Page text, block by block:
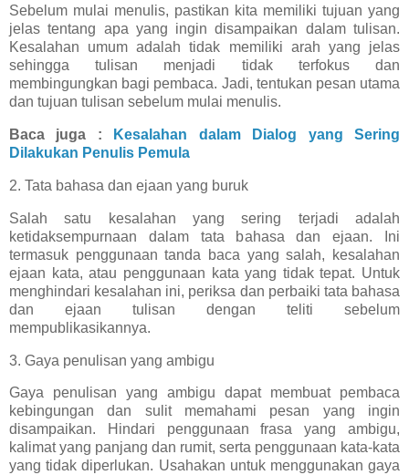
Sebelum mulai menulis, pastikan kita memiliki tujuan yang
jelas tentang apa yang ingin disampaikan dalam tulisan.
Kesalahan umum adalah tidak memiliki arah yang jelas
sehingga tulisan menjadi tidak terfokus dan
membingungkan bagi pembaca. Jadi, tentukan pesan utama
dan tujuan tulisan sebelum mulai menulis.
Baca juga :
Kesalahan dalam Dialog yang Sering
Dilakukan Penulis Pemula
2. Tata bahasa dan ejaan yang buruk
Salah satu kesalahan yang sering terjadi adalah
ketidaksempurnaan dalam tata bahasa dan ejaan. Ini
termasuk penggunaan tanda baca yang salah, kesalahan
ejaan kata, atau penggunaan kata yang tidak tepat. Untuk
menghindari kesalahan ini, periksa dan perbaiki tata bahasa
dan ejaan tulisan dengan teliti sebelum
mempublikasikannya.
3. Gaya penulisan yang ambigu
Gaya penulisan yang ambigu dapat membuat pembaca
kebingungan dan sulit memahami pesan yang ingin
disampaikan. Hindari penggunaan frasa yang ambigu,
kalimat yang panjang dan rumit, serta penggunaan kata-kata
yang tidak diperlukan. Usahakan untuk menggunakan gaya